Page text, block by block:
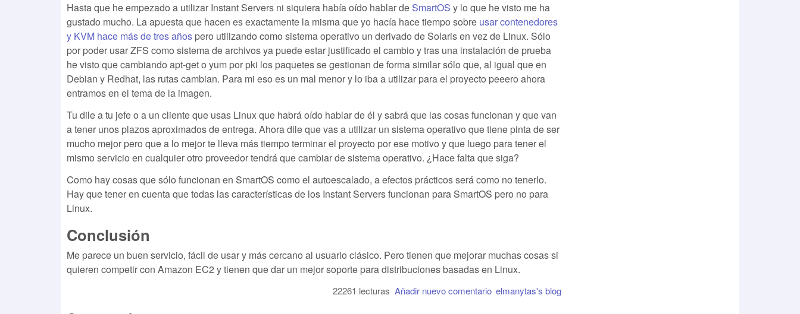
Hasta que he empezado a utilizar Instant Servers ni siquiera había oído hablar de SmartOS y lo que he visto me ha
gustado mucho. La apuesta que hacen es exactamente la misma que yo hacía hace tiempo sobre usar contenedores
y KVM hace más de tres años pero utilizando como sistema operativo un derivado de Solaris en vez de Linux. Sólo
por poder usar ZFS como sistema de archivos ya puede estar justificado el cambio y tras una instalación de prueba
he visto que cambiando apt-get o yum por pki los paquetes se gestionan de forma similar sólo que, al igual que en
Debian y Redhat, las rutas cambian. Para mi eso es un mal menor y lo iba a utilizar para el proyecto peeero ahora
entramos en el tema de la imagen.
Tu dile a tu jefe o a un cliente que usas Linux que habrá oído hablar de él y sabrá que las cosas funcionan y que van
a tener unos plazos aproximados de entrega. Ahora dile que vas a utilizar un sistema operativo que tiene pinta de ser
mucho mejor pero que a lo mejor te lleva más tiempo terminar el proyecto por ese motivo y que luego para tener el
mismo servicio en cualquier otro proveedor tendrá que cambiar de sistema operativo. ¿Hace falta que siga?
Como hay cosas que sólo funcionan en SmartOS como el autoescalado, a efectos prácticos será como no tenerlo.
Hay que tener en cuenta que todas las características de los Instant Servers funcionan para SmartOS pero no para
Linux.
Conclusión
Me parece un buen servicio, fácil de usar y más cercano al usuario clásico. Pero tienen que mejorar muchas cosas si
quieren competir con Amazon EC2 y tienen que dar un mejor soporte para distribuciones basadas en Linux.
elmanytas's blog
Añadir nuevo comentario
22261 lecturas